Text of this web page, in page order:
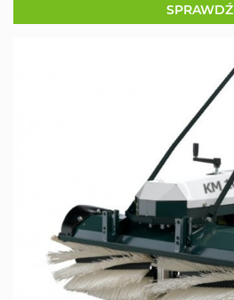
SPRAWDŹ